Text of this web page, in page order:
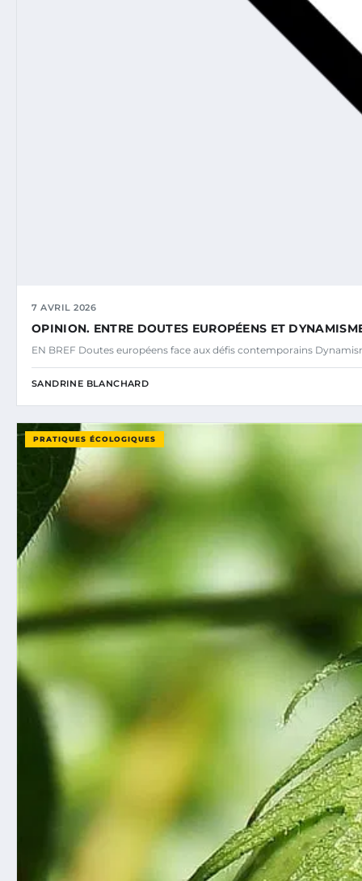
7 AVRIL 2026
OPINION. ENTRE DOUTES EUROPÉENS ET
EN BREF Doutes européens face aux défis contemporains
SANDRINE BLANCHARD
PRATIQUES ÉCOLOGIQUES